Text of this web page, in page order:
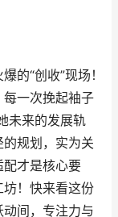
的“创收”现场！
一次挽起袖子
未来的发展轨
规划，实为关
才是核心要
！快来看这份
间，专注力与